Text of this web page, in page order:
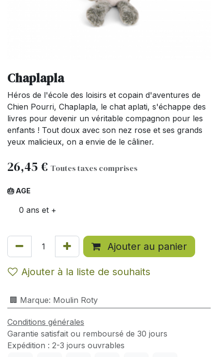
Chaplapla
Héros de l'école des loisirs et copain d'aventures de
Chien Pourri, Chaplapla, le chat aplati, s'échappe des
livres pour devenir un véritable compagnon pour les
enfants ! Tout doux avec son nez rose et ses grands
yeux malicieux, on a envie de le câliner.
26,45 € Toutes taxes comprises
🎂 AGE
0 ans et +
Ajouter au panier
Ajouter à la liste de souhaits
🏢 Marque: Moulin Roty
Conditions générales
Garantie satisfait ou remboursé de 30 jours
Expédition : 2-3 jours ouvrables